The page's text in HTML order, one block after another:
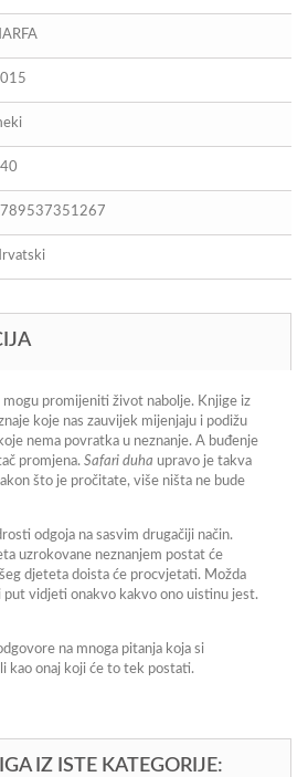
mogu promijeniti život nabolje. Knjige iz
koje nas zauvijek mijenjaju i podižu
nema povratka u neznanje. A buđenje
promjena. Safari duha upravo je takva
što je pročitate, više ništa ne bude
odgoja na sasvim drugačiji način.
uzrokovane neznanjem postat će
djeteta doista će procvjetati. Možda
vidjeti onakvo kakvo ono uistinu jest.
na mnoga pitanja koja si
kao onaj koji će to tek postati.
IZ ISTE KATEGORIJE: